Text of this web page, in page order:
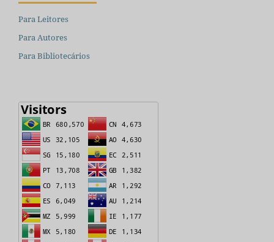
Para Leitores
Para Autores
Para Bibliotecários